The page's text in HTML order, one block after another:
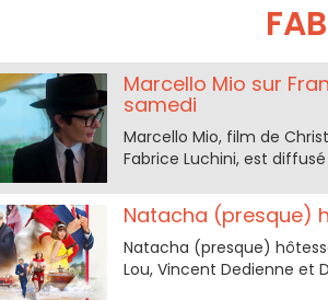
Marcello Mio sur
samedi
Marcello Mio, film de
Fabrice Luchini, est diffusé
Natacha (presque)
Natacha (presque)
Lou, Vincent Dedienne et